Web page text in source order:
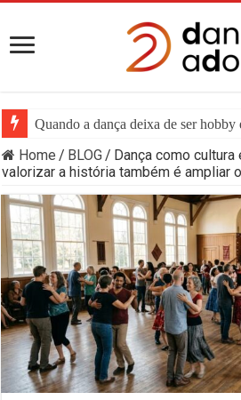
Quando a dança deixa de ser
Home / BLOG/ Dança como
valorizar a história também é ampliar